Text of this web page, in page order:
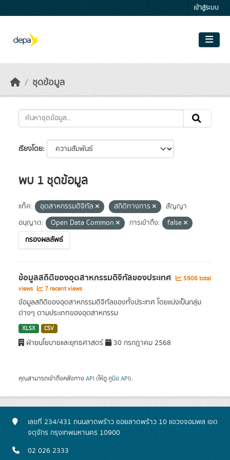
เข้าสู่ระบบ
ชุดข้อมูล
เรียงโดย
พบ 1 ชุดข้อมูล
แท็ค: อุตสาหกรรมดิจิทัล สถิติทางการ
สัญญา
อนุญาต:
Open Data Common การเข้าถึง:
false
กรองผลลัพธ์
ข้อมูลสถิติของอุตสาหกรรมดิจิทัลของประเทศ
5906 total
views
7 recent views
ข้อมูลสถิติของอุตสาหกรรมดิจิทัลของทั้งประเทศ โดยแบ่งเป็นกลุ่ม
ต่างๆ ตามประเภทของอุตสาหกรรม
XLSX CSV
ฝ่ายนโยบายและยุทธศาสตร์ 30 กรกฎาคม 2568
คุณสามารถเข้าถึงคลังทาง API (ให้ดู คู่มือ API).
เลขที่ 234/431 ถนนลาดพร้าว ซอยลาดพร้าว 10 แขวงจอมพล เขต
จตุจักร กรุงเทพมหานคร 10900
02 026 2333